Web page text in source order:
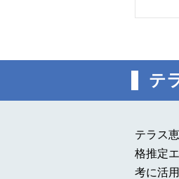
テ
テラス
格推定
考に活